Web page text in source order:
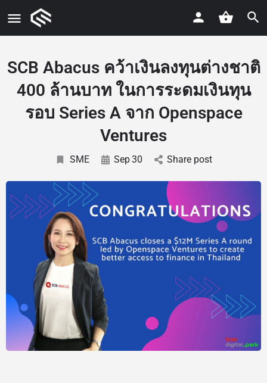
SCB Abacus คว้าเงินลงทุนต่างชาติ
400 ล้านบาท ในการระดมเงินทุน
รอบ Series A จาก Openspace
Ventures
SME Sep30 Share post